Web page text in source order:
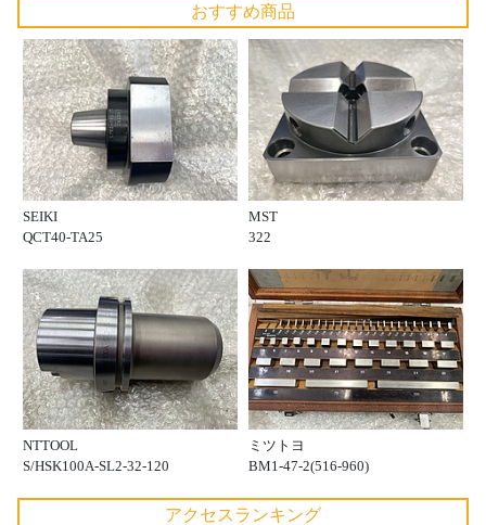
おすすめ商品
SEIKI
QCT40-TA25
MST
322
NTTOOL
S/HSK100A-SL2-32-120
ミツトヨ
BM1-47-2(516-960)
アクセスランキング